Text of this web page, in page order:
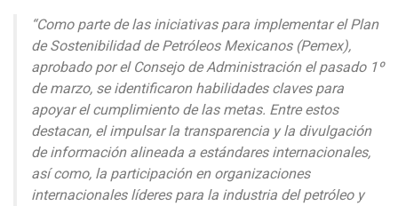
“Como parte de las iniciativas para implementar el Plan
de Sostenibilidad de Petróleos Mexicanos (Pemex),
aprobado por el Consejo de Administración el pasado 1º
de marzo, se identificaron habilidades claves para
apoyar el cumplimiento de las metas. Entre estos
destacan, el impulsar la transparencia y la divulgación
de información alineada a estándares internacionales,
así como, la participación en organizaciones
internacionales líderes para la industria del petróleo y